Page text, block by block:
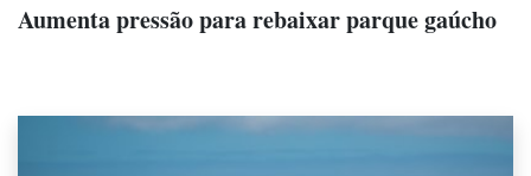
Aumenta pressão para rebaixar parque gaúcho